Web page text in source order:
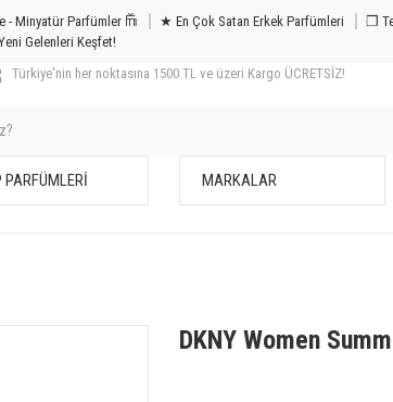
- Minyatür Parfümler 𐙏 ★ En Çok Satan Erkek Parfümleri
❒
Gelenleri Keşfet!
Türkiye'nin her noktasına 1500 TL ve üzeri Kargo ÜCRETSİZ!
PARFÜMLERİ MARKALAR
DKNY Women